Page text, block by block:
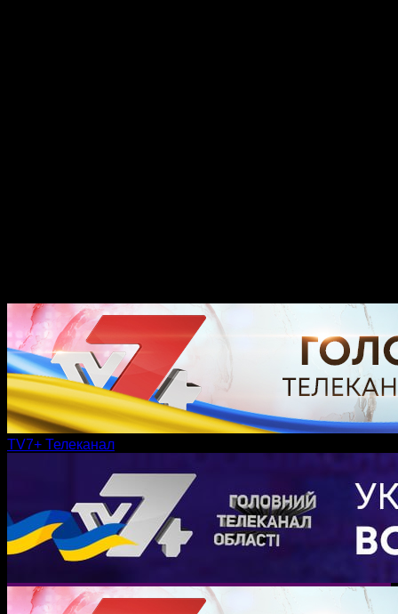
TV7+ Телеканал